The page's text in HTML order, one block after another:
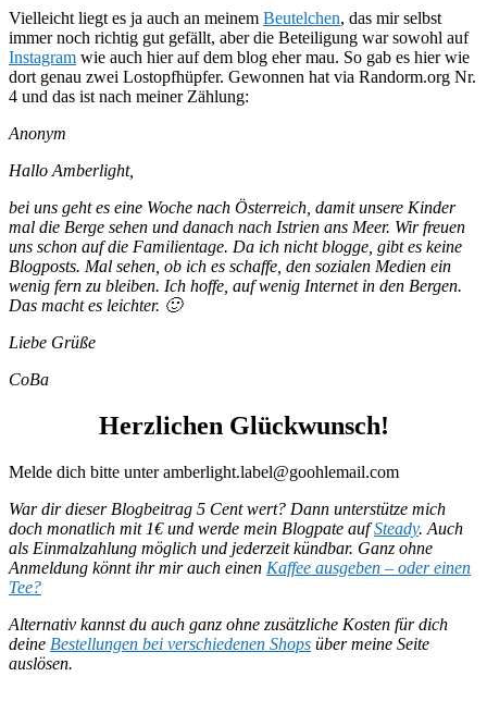
Vielleicht liegt es ja auch an meinem Beutelchen, das mir selbst
immer noch richtig gut gefällt, aber die Beteiligung war sowohl auf
Instagram wie auch hier auf dem blog eher mau. So gab es hier wie
dort genau zwei Lostopfhüpfer. Gewonnen hat via Randorm.org Nr.
4 und das ist nach meiner Zählung:
Anonym
Hallo Amberlight,
bei uns geht es eine Woche nach Österreich, damit unsere Kinder
mal die Berge sehen und danach nach Istrien ans Meer. Wir freuen
uns schon auf die Familientage. Da ich nicht blogge, gibt es keine
Blogposts. Mal sehen, ob ich es schaffe, den sozialen Medien ein
wenig fern zu bleiben. Ich hoffe, auf wenig Internet in den Bergen.
Das macht es leichter. 🙂
Liebe Grüße
CoBa
Herzlichen Glückwunsch!
Melde dich bitte unter amberlight.label@goohlemail.com
War dir dieser Blogbeitrag 5 Cent wert? Dann unterstütze mich
doch monatlich mit 1€ und werde mein Blogpate aufSteady. Auch
als Einmalzahlung möglich und jederzeit kündbar. Ganz ohne
Anmeldung könnt ihr mir auch einen Kaffee ausgeben – oder einen
Tee?
Alternativ kannst du auch ganz ohne zusätzliche Kosten für dich
deine Bestellungen bei verschiedenen Shops über meine Seite
auslösen.